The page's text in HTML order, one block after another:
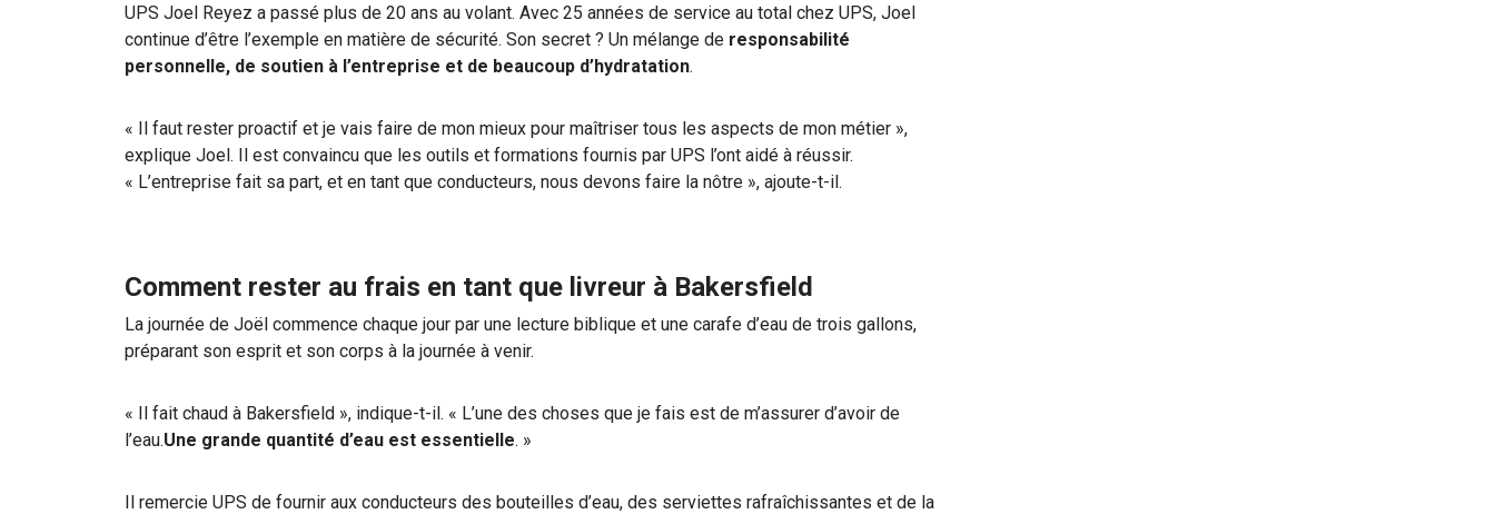
UPS Joel Reyez a passé plus de 20 ans au volant. Avec 25 années de service au total chez UPS, Joel
continue d’être l’exemple en matière de sécurité. Son secret ? Un mélange de responsabilité
personnelle, de soutien à l’entreprise et de beaucoup d’hydratation.
« Il faut rester proactif et je vais faire de mon mieux pour maîtriser tous les aspects de mon métier »,
explique Joel. Il est convaincu que les outils et formations fournis par UPS l’ont aidé à réussir.
« L’entreprise fait sa part, et en tant que conducteurs, nous devons faire la nôtre », ajoute-t-il.
Comment rester au frais en tant que livreur à Bakersfield
La journée de Joël commence chaque jour par une lecture biblique et une carafe d’eau de trois gallons,
préparant son esprit et son corps à la journée à venir.
« Il fait chaud à Bakersfield », indique-t-il. « L’une des choses que je fais est de m’assurer d’avoir de
l’eau.Une grande quantité d’eau est essentielle. »
Il remercie UPS de fournir aux conducteurs des bouteilles d’eau, des serviettes rafraîchissantes et de la